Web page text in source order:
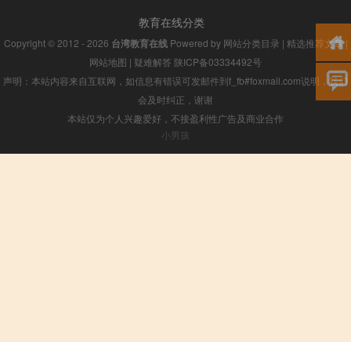
教育在线分类
Copyright © 2012 - 2026 台湾教育在线Powered by 网站分类目录 | 精选推荐文章|
网站地图 | 疑难解答 陕ICP备03334492号
声明：本站内容来自互联网，如信息有错误可发邮件到f_fb#foxmail.com说明，我们
会及时纠正，谢谢
本站仅为个人兴趣爱好，不接盈利性广告及商业合作
小男孩